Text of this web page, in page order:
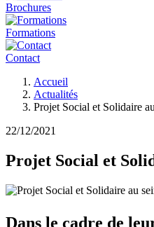
Brochures
Formations
Contact
d'Ariane
Accueil
Actualités
Projet Social et Solidaire
22/12/2021
Projet Social et
Dans le cadre de